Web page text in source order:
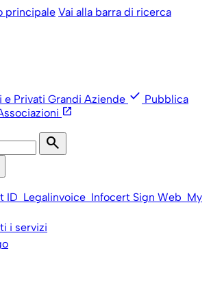
principale Vai alla barra di ricerca
e Privati Grandi Aziende check Pubblica
open_in_new
search
ID Legalinvoice Infocert Sign Web My
i servizi